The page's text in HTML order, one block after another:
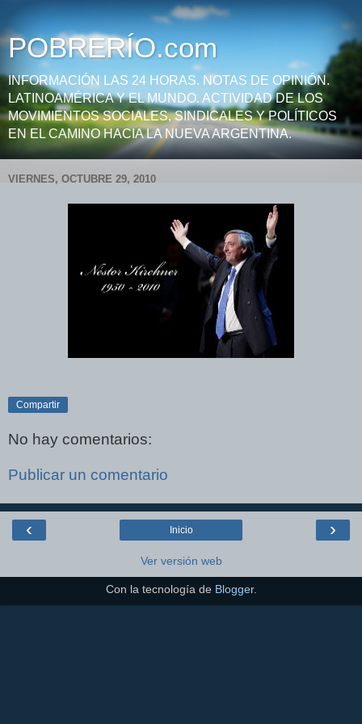
POBRERÍO.com
INFORMACIÓN LAS 24 HORAS. NOTAS DE OPINIÓN.
LATINOAMÉRICA Y EL MUNDO. ACTIVIDAD DE LOS
MOVIMIENTOS SOCIALES, SINDICALES Y POLÍTICOS
EN EL CAMINO HACIA LA NUEVA ARGENTINA.
VIERNES, OCTUBRE 29, 2010
Compartir
No hay comentarios:
Publicar un comentario
‹ ›
Inicio
Ver versión web
Con la tecnología de Blogger.